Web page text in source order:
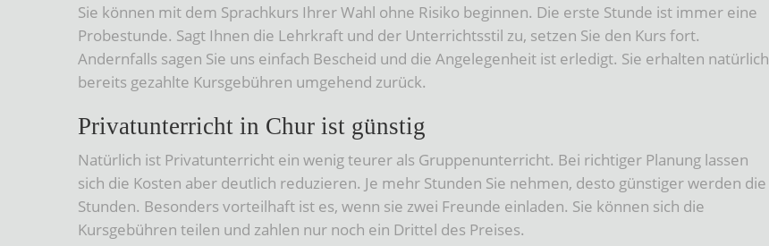
Sie können mit dem Sprachkurs Ihrer Wahl ohne Risiko beginnen. Die erste Stunde ist immer eine
Probestunde. Sagt Ihnen die Lehrkraft und der Unterrichtsstil zu, setzen Sie den Kurs fort.
Andernfalls sagen Sie uns einfach Bescheid und die Angelegenheit ist erledigt. Sie erhalten natürlich
bereits gezahlte Kursgebühren umgehend zurück.
Privatunterricht in Chur ist günstig
Natürlich ist Privatunterricht ein wenig teurer als Gruppenunterricht. Bei richtiger Planung lassen
sich die Kosten aber deutlich reduzieren. Je mehr Stunden Sie nehmen, desto günstiger werden die
Stunden. Besonders vorteilhaft ist es, wenn sie zwei Freunde einladen. Sie können sich die
Kursgebühren teilen und zahlen nur noch ein Drittel des Preises.